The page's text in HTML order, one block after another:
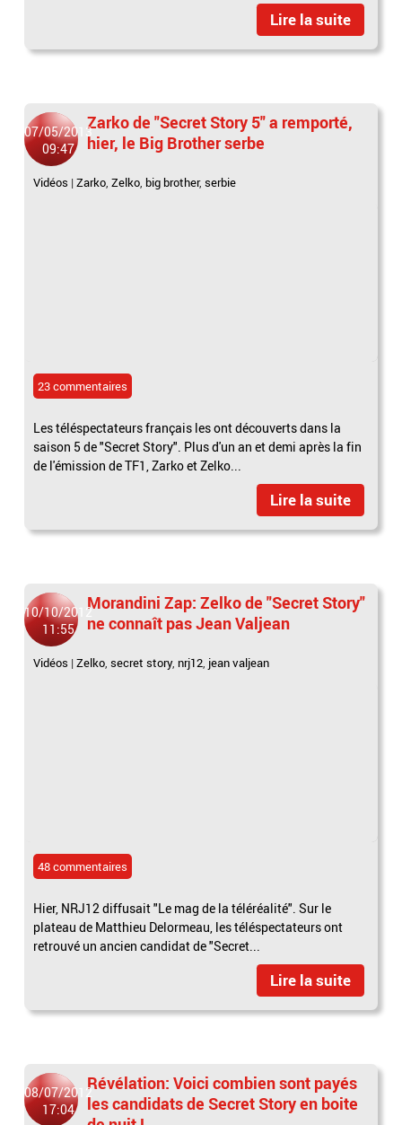
Lire la suite
07/05/2013
09:47
Zarko de "Secret Story 5" a remporté,
hier, le Big Brother serbe
Vidéos |Zarko,Zelko, big brother,serbie
23 commentaires
Les téléspectateurs français les ont découverts dans la
saison 5 de "Secret Story". Plus d'un an et demi après la fin
de l'émission de TF1, Zarko et Zelko...
Lire la suite
10/10/2012
11:55
Morandini Zap: Zelko de "Secret Story"
ne connaît pas Jean Valjean
Vidéos |Zelko,secret story, nrj12, jean valjean
48 commentaires
Hier, NRJ12 diffusait "Le mag de la téléréalité". Sur le
plateau de Matthieu Delormeau, les téléspectateurs ont
retrouvé un ancien candidat de "Secret...
Lire la suite
08/07/2012
17:04
Révélation: Voici combien sont payés
les candidats de Secret Story en boite